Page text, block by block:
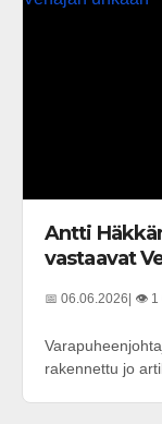
Antti
vastaavat
📅 06.06.2026| 👁️ 1
rakennettu jo